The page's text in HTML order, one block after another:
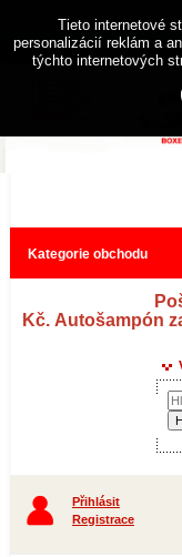
Poštovné
Kč. Autošampón
Kategorie obchodu
Přihlásit
Registrace
Tieto internetové
personalizácií reklám a
týchto internetových